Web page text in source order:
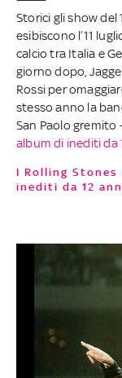
Storici gli show
esibiscono l’11
calcio tra Italia e
giorno dopo,
Rossi per
stesso anno la
San Paolo gremito
album di inediti da
I Rolling Stones annunciano il primo album di
inediti da 12